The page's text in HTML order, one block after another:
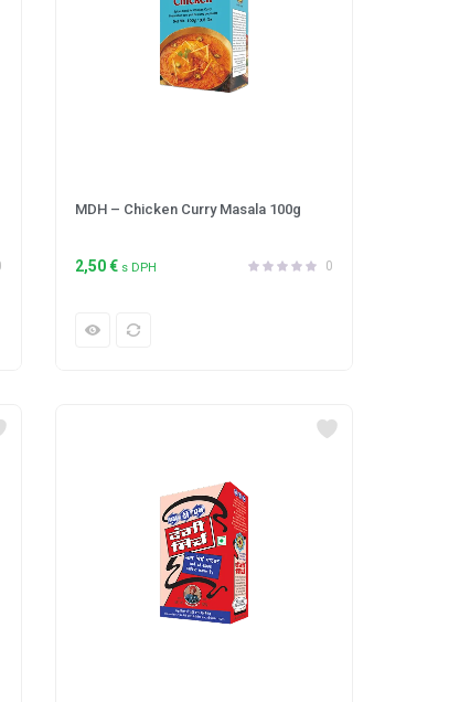
MDH – Chicken Curry Masala 100g
0
2,50€ s DPH